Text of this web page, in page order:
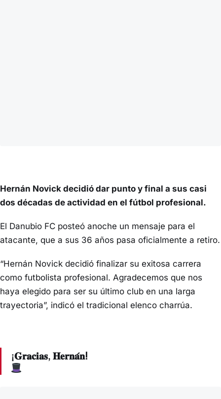
Hernán Novick decidió dar punto y final a sus casi
dos décadas de actividad en el fútbol profesional.
El Danubio FC posteó anoche un mensaje para el
atacante, que a sus 36 años pasa oficialmente a retiro.
“Hernán Novick decidió finalizar su exitosa carrera
como futbolista profesional. Agradecemos que nos
haya elegido para ser su último club en una larga
trayectoria”, indicó el tradicional elenco charrúa.
¡𝐆𝐫𝐚𝐜𝐢𝐚𝐬, 𝐇𝐞𝐫𝐧𝐚́𝐧ⵑ